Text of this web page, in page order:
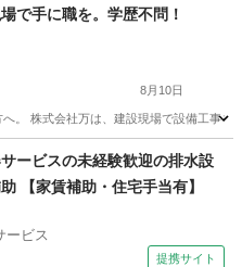
で手に職を。学歴不問！
8月10日
へ。 株式会社万は、建設現場で設備工事
ービスの未経験歓迎の排水設
【家賃補助・住宅手当有】
ービス
提携サイト